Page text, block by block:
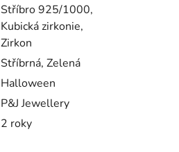
Stříbro 925/1000,
Kubická zirkonie,
Zirkon
Stříbrná, Zelená
Halloween
P&J Jewellery
2 roky